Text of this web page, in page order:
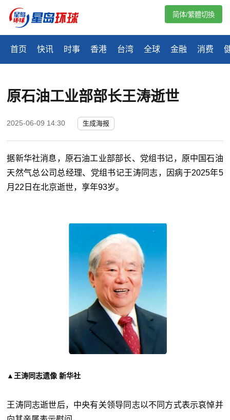
首页 快讯 时事 香港 台湾 全球 金融 消费
简体/繁體切換
原石油工业部部长王涛逝世
2025-06-09 14:30 生成海报
据新华社消息，原石油工业部部长、党组书记，原中国石油
天然气总公司总经理、党组书记王涛同志，因病于2025年5
月22日在北京逝世，享年93岁。
▲王涛同志遗像 新华社
王涛同志逝世后，中央有关领导同志以不同方式表示哀悼并